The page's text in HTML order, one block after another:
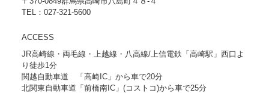
TEL：027-321-5600
ACCESS
JR高崎線・両毛線・上越線・八高線/上信電鉄「高崎駅」西口よ
り徒歩1分
関越自動車道 「高崎IC」から車で20分
北関東自動車道「前橋南IC」(コストコ)から車で25分